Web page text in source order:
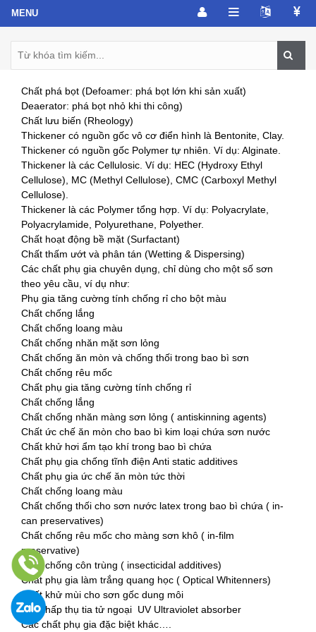
Chất phá bọt (Defoamer: phá bọt lớn khi sản xuất)
Deaerator: phá bọt nhỏ khi thi công)
Chất lưu biến (Rheology)
Thickener có nguồn gốc vô cơ điển hình là Bentonite, Clay.
Thickener có nguồn gốc Polymer tự nhiên. Ví dụ: Alginate.
Thickener là các Cellulosic. Ví dụ: HEC (Hydroxy Ethyl
Cellulose), MC (Methyl Cellulose), CMC (Carboxyl Methyl
Cellulose).
Thickener là các Polymer tổng hợp. Ví dụ: Polyacrylate,
Polyacrylamide, Polyurethane, Polyether.
Chất hoạt động bề mặt (Surfactant)
Chất thấm ướt và phân tán (Wetting & Dispersing)
Các chất phụ gia chuyên dụng, chỉ dùng cho một số sơn
theo yêu cầu, ví dụ như:
Phụ gia tăng cường tính chống rỉ cho bột màu
Chất chống lắng
Chất chống loang màu
Chất chống nhăn mặt sơn lỏng
Chất chống ăn mòn và chống thối trong bao bì sơn
Chất chống rêu mốc
Chất phụ gia tăng cường tính chống rỉ
Chất chống lắng
Chất chống nhăn màng sơn lỏng ( antiskinning agents)
Chất ức chế ăn mòn cho bao bì kim loại chứa sơn nước
Chất khử hơi ẩm tạo khí trong bao bì chứa
Chất phụ gia chống tĩnh điện Anti static additives
Chất phụ gia ức chế ăn mòn tức thời
Chất chống loang màu
Chất chống thối cho sơn nước latex trong bao bì chứa ( in-
can preservatives)
Chất chống rêu mốc cho màng sơn khô ( in-film
preservative)
Chất chống côn trùng ( insecticidal additives)
Chất phụ gia làm trắng quang học ( Optical Whitenners)
Chất khử mùi cho sơn gốc dung môi
Chất hấp thụ tia tử ngoại UV Ultraviolet absorber
Các chất phụ gia đặc biệt khác….